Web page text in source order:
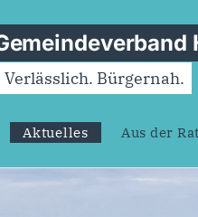
Bürgernah.
Aktuelles Aus der